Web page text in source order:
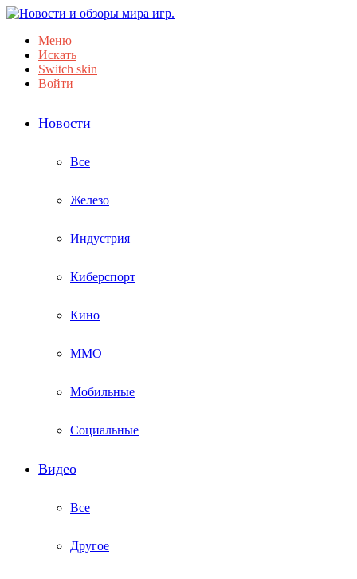
Меню
Искать
Switch skin
Войти
Новости
Все
Железо
Индустрия
Киберспорт
Кино
ММО
Мобильные
Социальные
Видео
Все
Другое